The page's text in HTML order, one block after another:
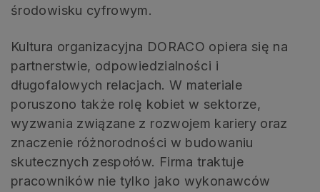
środowisku cyfrowym.
Kultura organizacyjna DORACO opiera się na
partnerstwie, odpowiedzialności i
długofalowych relacjach. W materiale
poruszono także rolę kobiet w sektorze,
wyzwania związane z rozwojem kariery oraz
znaczenie różnorodności w budowaniu
skutecznych zespołów. Firma traktuje
pracowników nie tylko jako wykonawców